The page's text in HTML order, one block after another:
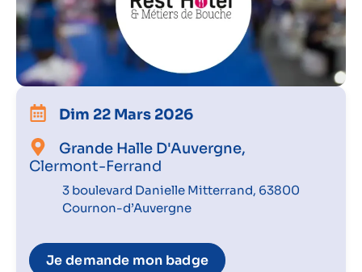
Dim 22 Mars 2026
Grande Halle D'Auvergne,
Clermont-Ferrand
3 boulevard Danielle Mitterrand, 63800
Cournon-d’Auvergne
Je demande mon badge